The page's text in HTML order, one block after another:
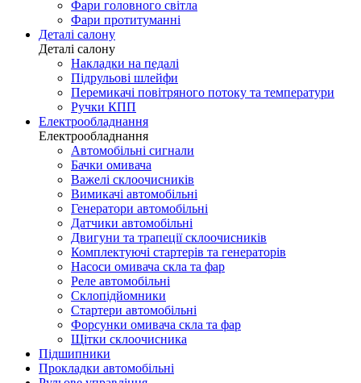
Фари головного світла
Фари протитуманні
Деталі салону
Деталі салону
Накладки на педалі
Підрульові шлейфи
Перемикачі повітряного потоку та температури
Ручки КПП
Електрообладнання
Електрообладнання
Автомобільні сигнали
Бачки омивача
Важелі склоочисників
Вимикачі автомобільні
Генератори автомобільні
Датчики автомобільні
Двигуни та трапеції склоочисників
Комплектуючі стартерів та генераторів
Насоси омивача скла та фар
Реле автомобільні
Склопідйомники
Стартери автомобільні
Форсунки омивача скла та фар
Щітки склоочисника
Підшипники
Прокладки автомобільні